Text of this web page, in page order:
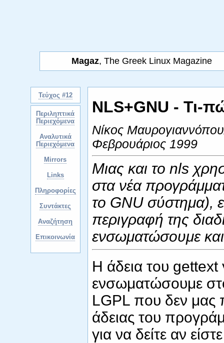
Magaz, The Greek Linux Magazine
Τεύχος #12
Περιληπτικά
Περιεχόμενα
Αναλυτικά
Περιεχόμενα
Mirrors
Links
Πληροφορίες
Συντάκτες
Αναζήτηση
Επικοινωνία
NLS+GNU - Τι-
Νίκος
Φεβρουάριος 1999
Μιας και το nls
στα νέα
το GNU σύστημα),
περιγραφή της
ενσωματώσουμε
Η άδεια του gettext
ενσωματώσουμε
LGPL που δεν μας
άδειας του
για να δείτε αν